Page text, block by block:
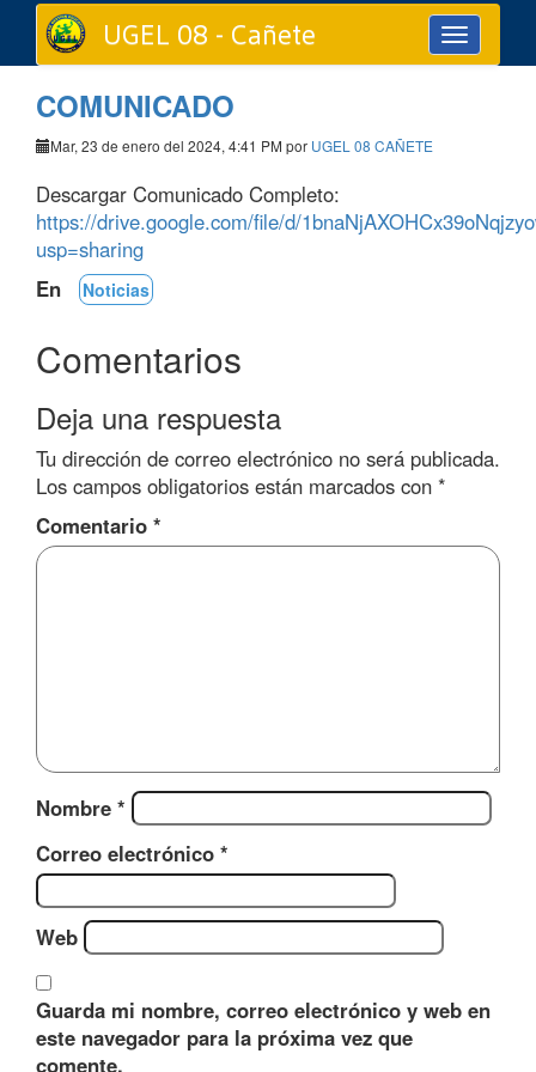
Toggle
navigation
UGEL 08 - Cañete
COMUNICADO
Mar, 23 de enero del 2024, 4:41 PM por UGEL 08 CAÑETE
Descargar Comunicado Completo:
https://drive.google.com/file/d/
usp=sharing
En
Noticias
Comentarios
Deja una respuesta
Tu dirección de correo electrónico no será publicada.
Los campos obligatorios están marcados con *
Comentario *
Nombre *
Correo electrónico *
Web
Guarda mi nombre, correo electrónico y web en
este navegador para la próxima vez que
comente.